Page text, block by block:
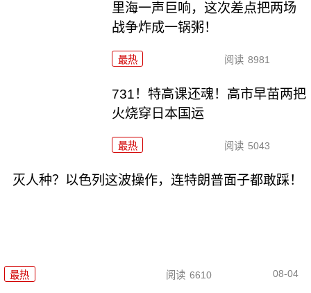
里海一声巨响，这次差点把两场
战争炸成一锅粥！
最热 阅读 8981
731！特高课还魂！高市早苗两把
火烧穿日本国运
最热 阅读 5043
灭人种？以色列这波操作，连特朗普面子都敢踩！
最热 阅读 6610 08-04